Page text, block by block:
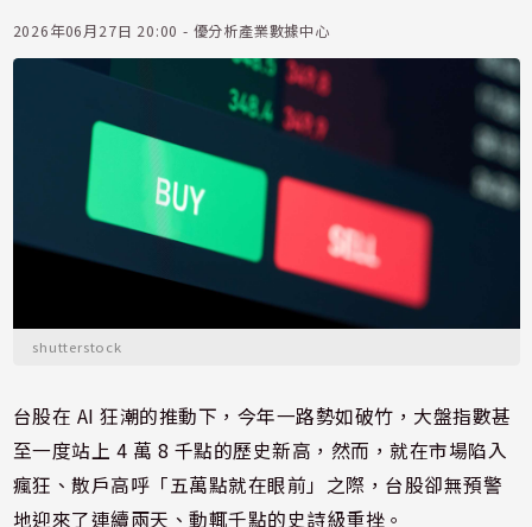
2026年06月27日 20:00 - 優分析產業數據中心
shutterstock
台股在 AI 狂潮的推動下，今年一路勢如破竹，大盤指數甚
至一度站上 4 萬 8 千點的歷史新高，然而，就在市場陷入
瘋狂、散戶高呼「五萬點就在眼前」之際，台股卻無預警
地迎來了連續兩天、動輒千點的史詩級重挫。